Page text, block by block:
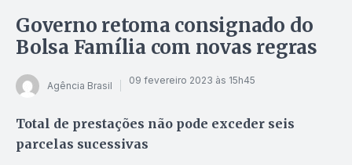
Governo retoma consignado do
Bolsa Família com novas regras
Agência Brasil 09 fevereiro 2023 às 15h45
Total de prestações não pode exceder seis
parcelas sucessivas